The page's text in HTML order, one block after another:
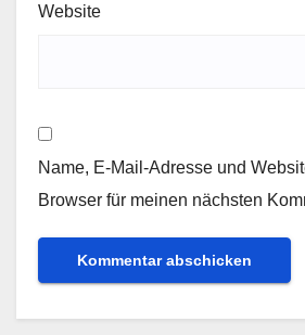
Website
Name, E-Mail-Adresse und
Browser für meinen nächsten